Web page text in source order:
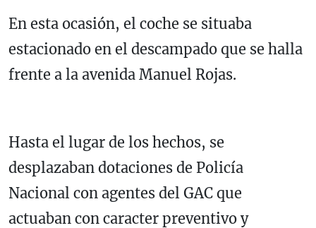
En esta ocasión, el coche se situaba
estacionado en el descampado que se halla
frente a la avenida Manuel Rojas.
Hasta el lugar de los hechos, se
desplazaban dotaciones de Policía
Nacional con agentes del GAC que
actuaban con caracter preventivo y